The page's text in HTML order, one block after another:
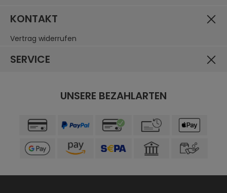
KONTAKT
Vertrag widerrufen
SERVICE
UNSERE BEZAHLARTEN